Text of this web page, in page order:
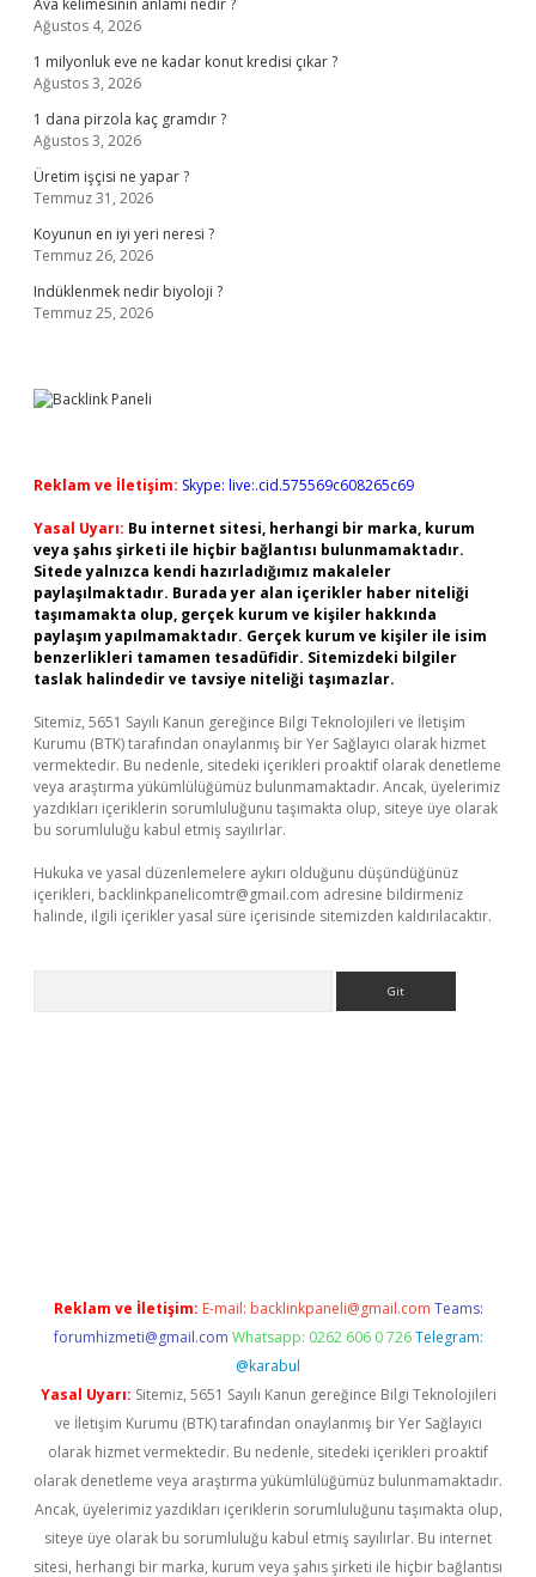
Ava kelimesinin anlamı nedir ?
Ağustos 4, 2026
1 milyonluk eve ne kadar konut kredisi çıkar ?
Ağustos 3, 2026
1 dana pirzola kaç gramdır ?
Ağustos 3, 2026
Üretim işçisi ne yapar ?
Temmuz 31, 2026
Koyunun en iyi yeri neresi ?
Temmuz 26, 2026
Indüklenmek nedir biyoloji ?
Temmuz 25, 2026
Reklam ve İletişim: Skype: live:.cid.575569c608265c69
Yasal Uyarı: Bu internet sitesi, herhangi bir marka, kurum
veya şahıs şirketi ile hiçbir bağlantısı bulunmamaktadır.
Sitede yalnızca kendi hazırladığımız makaleler
paylaşılmaktadır. Burada yer alan içerikler haber niteliği
taşımamakta olup, gerçek kurum ve kişiler hakkında
paylaşım yapılmamaktadır. Gerçek kurum ve kişiler ile isim
benzerlikleri tamamen tesadüfidir. Sitemizdeki bilgiler
taslak halindedir ve tavsiye niteliği taşımazlar.
Sitemiz, 5651 Sayılı Kanun gereğince Bilgi Teknolojileri ve İletişim
Kurumu (BTK) tarafından onaylanmış bir Yer Sağlayıcı olarak hizmet
vermektedir. Bu nedenle, sitedeki içerikleri proaktif olarak denetleme
veya araştırma yükümlülüğümüz bulunmamaktadır. Ancak, üyelerimiz
yazdıkları içeriklerin sorumluluğunu taşımakta olup, siteye üye olarak
bu sorumluluğu kabul etmiş sayılırlar.
Hukuka ve yasal düzenlemelere aykırı olduğunu düşündüğünüz
içerikleri, backlinkpanelicomtr@gmail.com adresine bildirmeniz
halinde, ilgili içerikler yasal süre içerisinde sitemizden kaldırılacaktır.
Reklam ve İletişim: E-mail: backlinkpaneli@gmail.com Teams:
forumhizmeti@gmail.com Whatsapp: 0262 606 0 726 Telegram:
@karabul
Yasal Uyarı: Sitemiz, 5651 Sayılı Kanun gereğince Bilgi Teknolojileri
ve İletişim Kurumu (BTK) tarafından onaylanmış bir Yer Sağlayıcı
olarak hizmet vermektedir. Bu nedenle, sitedeki içerikleri proaktif
olarak denetleme veya araştırma yükümlülüğümüz bulunmamaktadır.
Ancak, üyelerimiz yazdıkları içeriklerin sorumluluğunu taşımakta olup,
siteye üye olarak bu sorumluluğu kabul etmiş sayılırlar. Bu internet
sitesi, herhangi bir marka, kurum veya şahıs şirketi ile hiçbir bağlantısı